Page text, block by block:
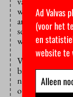
wordt besteed
andere
sollicitaties nog
werknemers
Volgens Haaf
bij de
niet. Vrouwen
op zich, zei ze.
Ad Valvas
(voor het
en
website te
Alleen